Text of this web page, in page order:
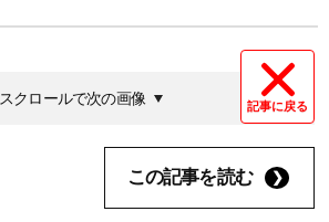
記事に戻る
スクロールで次の画像
この記事を読む